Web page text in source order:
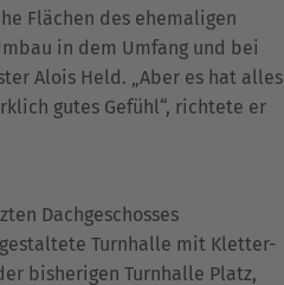
Flächen des ehemaligen
in dem Umfang und bei
Alois Held. „Aber es hat alles
gutes Gefühl“, richtete er
Dachgeschosses
Turnhalle mit Kletter-
bisherigen Turnhalle Platz,